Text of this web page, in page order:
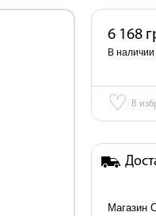
6 168
В наличии
♡ В
Магазин